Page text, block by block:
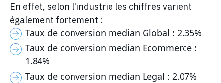
En effet, selon l'industrie les chiffres varient
également fortement :
Taux de conversion median Global : 2.35%
Taux de conversion median Ecommerce :
1.84%
Taux de conversion median Legal : 2.07%